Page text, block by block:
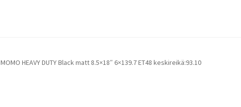
MOMO HEAVY DUTY Black matt 8.5×18″ 6×139.7 ET48 keskireikä:93.10